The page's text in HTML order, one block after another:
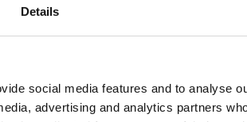
Details
social media features and to analyse
advertising and analytics partners
e musa Michelle Lamy e lo stesso
vengono ritratte in baci